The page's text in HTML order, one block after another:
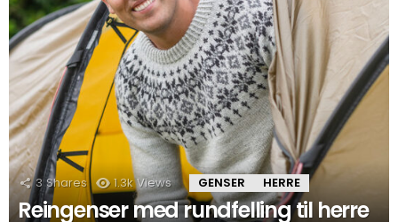
3 Shares 1.3k Views GENSER HERRE
Reingenser med rundfelling til herre